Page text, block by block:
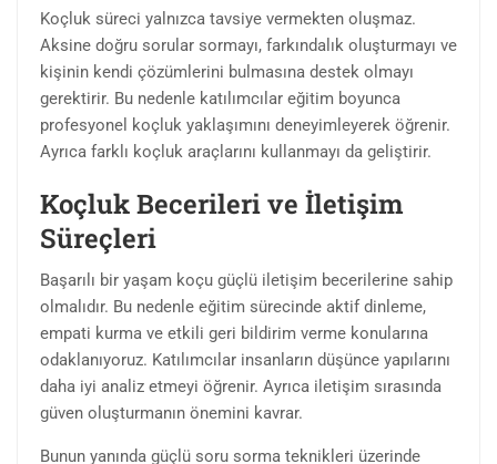
Koçluk süreci yalnızca tavsiye vermekten oluşmaz.
Aksine doğru sorular sormayı, farkındalık oluşturmayı ve
kişinin kendi çözümlerini bulmasına destek olmayı
gerektirir. Bu nedenle katılımcılar eğitim boyunca
profesyonel koçluk yaklaşımını deneyimleyerek öğrenir.
Ayrıca farklı koçluk araçlarını kullanmayı da geliştirir.
Koçluk Becerileri ve İletişim
Süreçleri
Başarılı bir yaşam koçu güçlü iletişim becerilerine sahip
olmalıdır. Bu nedenle eğitim sürecinde aktif dinleme,
empati kurma ve etkili geri bildirim verme konularına
odaklanıyoruz. Katılımcılar insanların düşünce yapılarını
daha iyi analiz etmeyi öğrenir. Ayrıca iletişim sırasında
güven oluşturmanın önemini kavrar.
Bunun yanında güçlü soru sorma teknikleri üzerinde